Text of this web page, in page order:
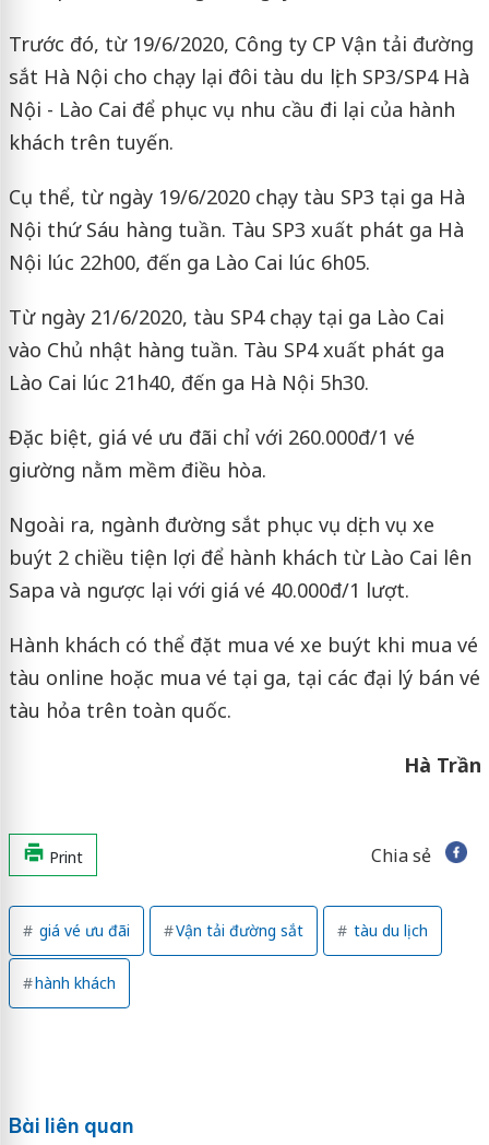
Trước đó, từ 19/6/2020, Công ty CP Vận tải đường
sắt Hà Nội cho chạy lại đôi tàu du lịch SP3/SP4 Hà
Nội - Lào Cai để phục vụ nhu cầu đi lại của hành
khách trên tuyến.
Cụ thể, từ ngày 19/6/2020 chạy tàu SP3 tại ga Hà
Nội thứ Sáu hàng tuần. Tàu SP3 xuất phát ga Hà
Nội lúc 22h00, đến ga Lào Cai lúc 6h05.
Từ ngày 21/6/2020, tàu SP4 chạy tại ga Lào Cai
vào Chủ nhật hàng tuần. Tàu SP4 xuất phát ga
Lào Cai lúc 21h40, đến ga Hà Nội 5h30.
Đặc biệt, giá vé ưu đãi chỉ với 260.000đ/1 vé
giường nằm mềm điều hòa.
Ngoài ra, ngành đường sắt phục vụ dịch vụ xe
buýt 2 chiều tiện lợi để hành khách từ Lào Cai lên
Sapa và ngược lại với giá vé 40.000đ/1 lượt.
Hành khách có thể đặt mua vé xe buýt khi mua vé
tàu online hoặc mua vé tại ga, tại các đại lý bán vé
tàu hỏa trên toàn quốc.
Hà Trần
Print Chia sẻ
giá vé ưu đãi Vận tải đường sắt tàu du lịch
hành khách
Bài liên quan